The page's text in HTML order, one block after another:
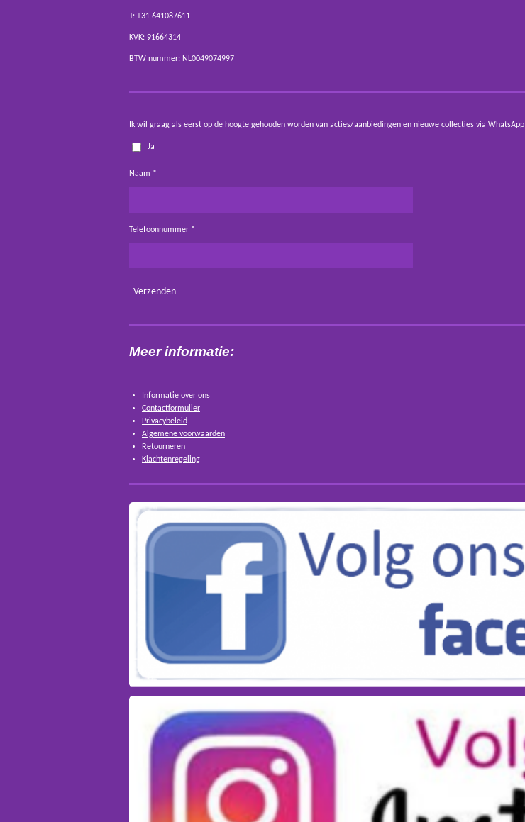
T: +31 641087611
KVK: 91664314
BTW nummer: NL0049074997
Ik wil graag als eerst op de hoogte gehouden worden van acties/aanbiedingen en nieuwe collecties via WhatsApp
Ja
Naam *
Telefoonnummer *
Verzenden
Meer informatie:
Informatie over ons
Contactformulier
Privacybeleid
Algemene voorwaarden
Retourneren
Klachtenregeling